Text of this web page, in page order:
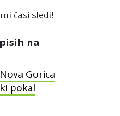
časi sledi!
na
Gorica
pokal